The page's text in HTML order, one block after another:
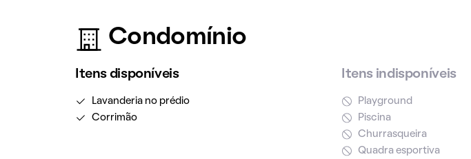
Condomínio
Itens disponíveis
Lavanderia no prédio
Corrimão
Itens indisponíveis
Playground
Piscina
Churrasqueira
Quadra esportiva